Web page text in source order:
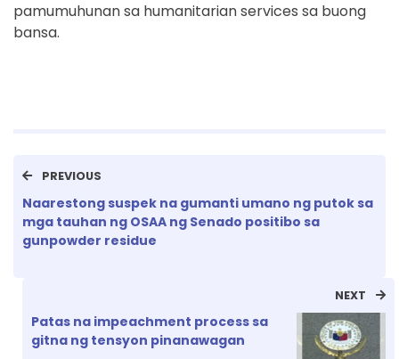
pamumuhunan sa humanitarian services sa buong
bansa.
PREVIOUS
Naarestong suspek na gumanti umano ng putok sa
mga tauhan ng OSAA ng Senado positibo sa
gunpowder residue
NEXT
Patas na impeachment process sa
gitna ng tensyon pinanawagan